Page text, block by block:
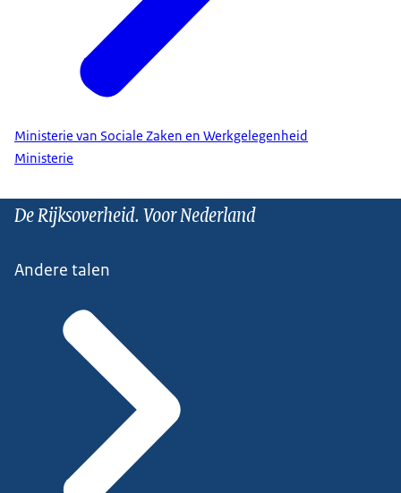
Ministerie van Sociale Zaken en Werkgelegenheid
Ministerie
De Rijksoverheid. Voor Nederland
Andere talen